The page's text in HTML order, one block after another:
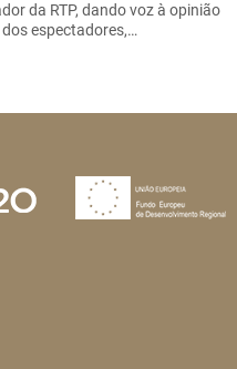
da RTP, dando voz à opinião
espectadores,…